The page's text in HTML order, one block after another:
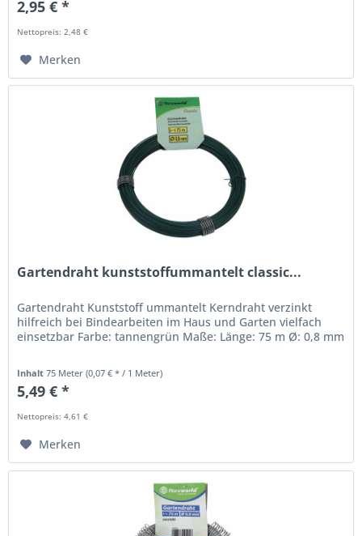
2,95 € *
Nettopreis: 2,48 €
Merken
Gartendraht kunststoffummantelt classic...
Gartendraht Kunststoff ummantelt Kerndraht verzinkt
hilfreich bei Bindearbeiten im Haus und Garten vielfach
einsetzbar Farbe: tannengrün Maße: Länge: 75 m Ø: 0,8 mm
Inhalt75 Meter(0,07 € * / 1 Meter)
5,49 € *
Nettopreis: 4,61 €
Merken